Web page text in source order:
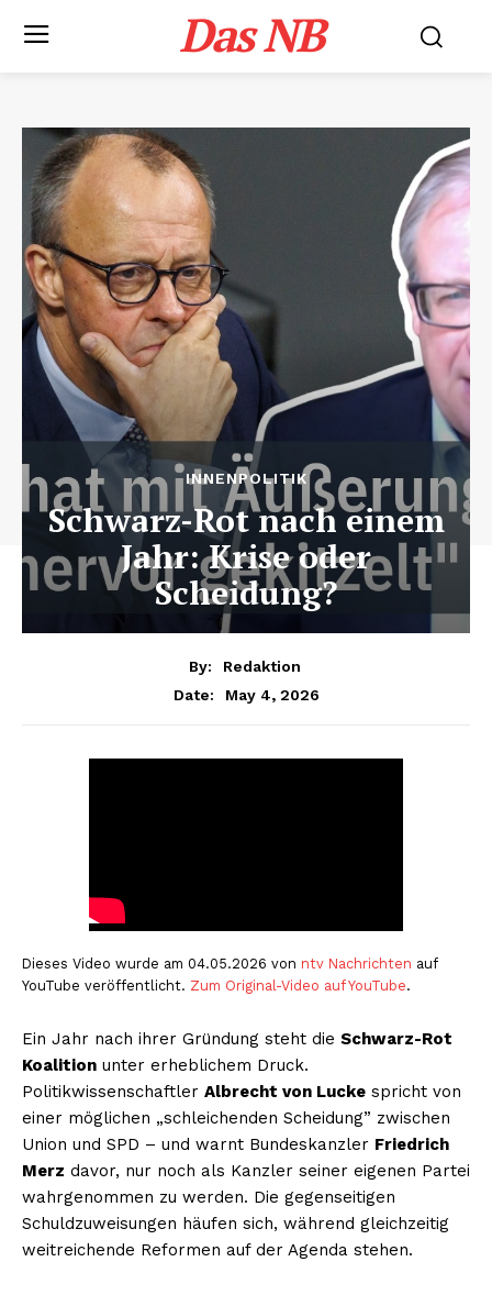
Das NB
INNENPOLITIK
Schwarz-Rot nach einem
Jahr: Krise oder
Scheidung?
By:
Redaktion
Date:
May 4, 2026
Dieses Video wurde am 04.05.2026 von ntv Nachrichten auf
YouTube veröffentlicht. Zum Original-Video auf YouTube.
Ein Jahr nach ihrer Gründung steht die Schwarz-Rot
Koalition unter erheblichem Druck.
Politikwissenschaftler Albrecht von Lucke spricht von
einer möglichen „schleichenden Scheidung” zwischen
Union und SPD – und warnt Bundeskanzler Friedrich
Merz davor, nur noch als Kanzler seiner eigenen Partei
wahrgenommen zu werden. Die gegenseitigen
Schuldzuweisungen häufen sich, während gleichzeitig
weitreichende Reformen auf der Agenda stehen.